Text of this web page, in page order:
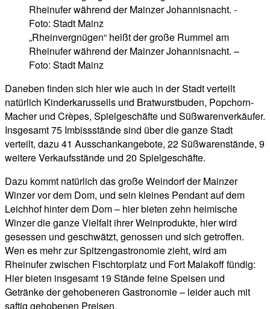
„Rheinvergnügen“ heißt der große Rummel am
Rheinufer während der Mainzer Johannisnacht. –
Foto: Stadt Mainz
Daneben finden sich hier wie auch in der Stadt verteilt
natürlich Kinderkarussells und Bratwurstbuden, Popchorn-
Macher und Crèpes, Spielgeschäfte und Süßwarenverkäufer.
Insgesamt 75 Imbissstände sind über die ganze Stadt
verteilt, dazu 41 Ausschankangebote, 22 Süßwarenstände, 9
weitere Verkaufsstände und 20 Spielgeschäfte.
Dazu kommt natürlich das große Weindorf der Mainzer
Winzer vor dem Dom, und sein kleines Pendant auf dem
Leichhof hinter dem Dom – hier bieten zehn heimische
Winzer die ganze Vielfalt ihrer Weinprodukte, hier wird
gesessen und geschwätzt, genossen und sich getroffen.
Wen es mehr zur Spitzengastronomie zieht, wird am
Rheinufer zwischen Fischtorplatz und Fort Malakoff fündig:
Hier bieten insgesamt 19 Stände feine Speisen und
Getränke der gehobeneren Gastronomie – leider auch mit
saftig gehobenen Preisen.